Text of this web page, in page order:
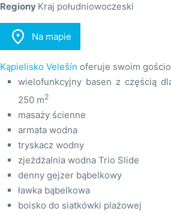
Regiony Kraj południowoczeski
 Na mapie
Kąpielisko Velešín oferuje swoim
wielofunkcyjny basen z częścią
250 m2
masaży ścienne
armata wodna
tryskacz wodny
zjeżdżalnia wodna Trio Slide
denny gejzer bąbelkowy
ławka bąbelkowa
boisko do siatkówki plażowej